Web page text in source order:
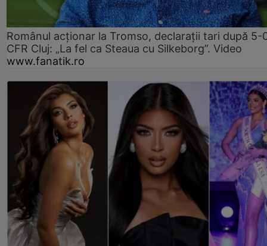
Românul acționar la Tromso, declarații tari după 5-
CFR Cluj: „La fel ca Steaua cu Silkeborg”. Video
www.fanatik.ro